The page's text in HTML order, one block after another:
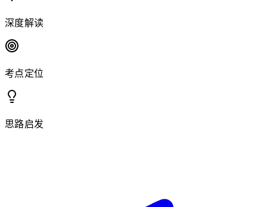
深度解读
考点定位
思路启发